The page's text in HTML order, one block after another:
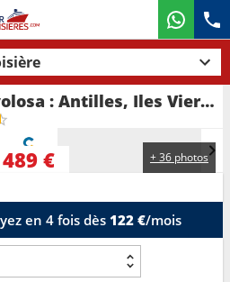
Croisière Costa Favolosa : Antilles, Iles Vierges au départ de Fort de France
+ 36 photos
489 €
en 4 fois dès122 €/mois